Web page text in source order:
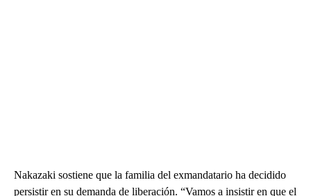
Nakazaki sostiene que la familia del exmandatario ha decidido
persistir en su demanda de liberación. “Vamos a insistir en que el